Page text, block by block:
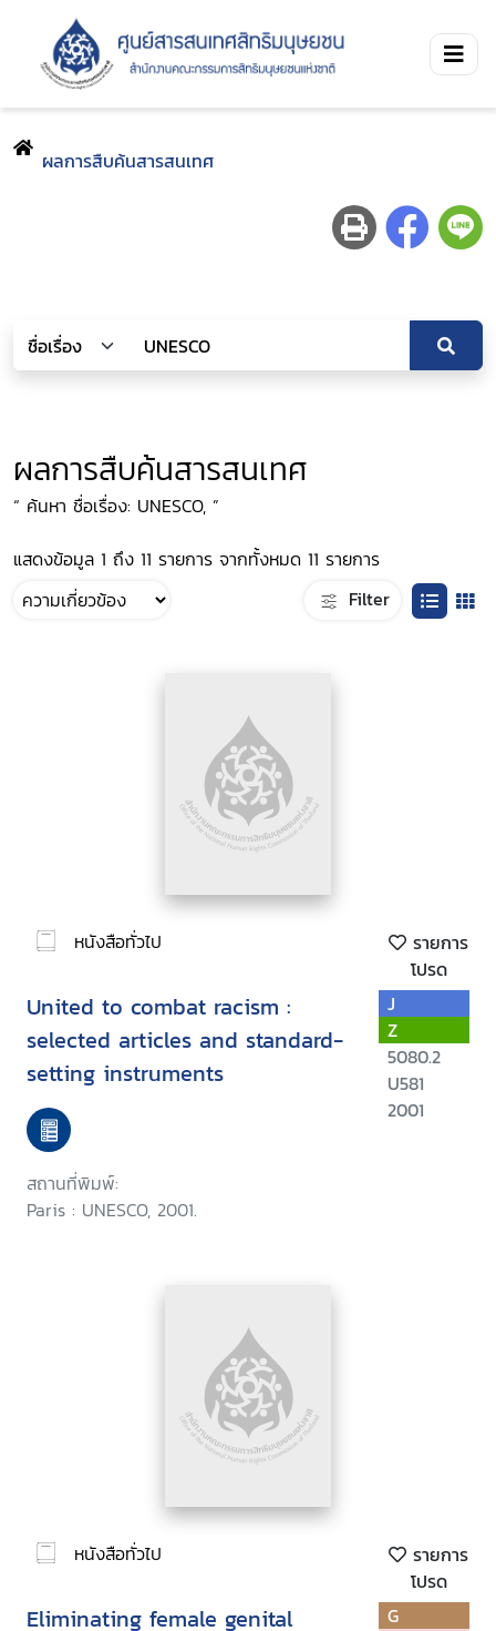
ผลการสืบค้นสารสนเทศ
ผลการสืบค้นสารสนเทศ
“ ค้นหา ชื่อเรื่อง: UNESCO, ”
แสดงข้อมูล 1 ถึง 11 รายการ จากทั้งหมด 11 รายการ
Filter
หนังสือทั่วไป
รายการ
โปรด
United to combat racism :
selected articles and standard-
setting instruments
สถานที่พิมพ์:
Paris : UNESCO, 2001.
J
Z
5080.2
U581
2001
หนังสือทั่วไป
รายการ
โปรด
Eliminating female genital
G